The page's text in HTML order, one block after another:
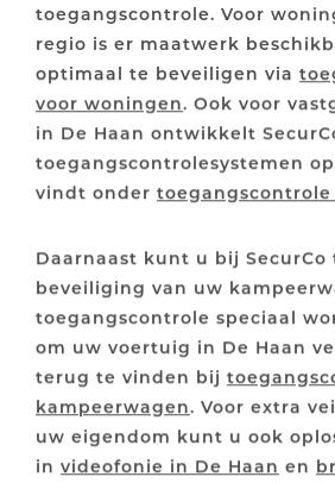
toegangscontrole. Voor
regio is er maatwerk
optimaal te beveiligen via
voor woningen. Ook voor
in De Haan ontwikkelt
toegangscontrolesystemen
vindt onder toegangscontrole
Daarnaast kunt u bij SecurCo
beveiliging van uw
toegangscontrole speciaal
om uw voertuig in De Haan
terug te vinden bij
kampeerwagen. Voor extra
uw eigendom kunt u ook
in videofonie in De Haan en